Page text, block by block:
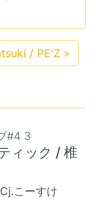
/ PE'Z »
#4 3
ィック / 椎
Cj.こーすけ